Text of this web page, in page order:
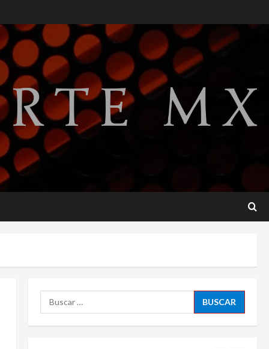
Buscar:
2
a jornaleros agrícolas
agosto 6, 2026
3
Turista muere ahogado en
alberca de hotel en Acapulco;
familiares pidieron ayuda
ante falta de personal
capacitado
por bonos de TV Azteca
sobre el Aeropuerto